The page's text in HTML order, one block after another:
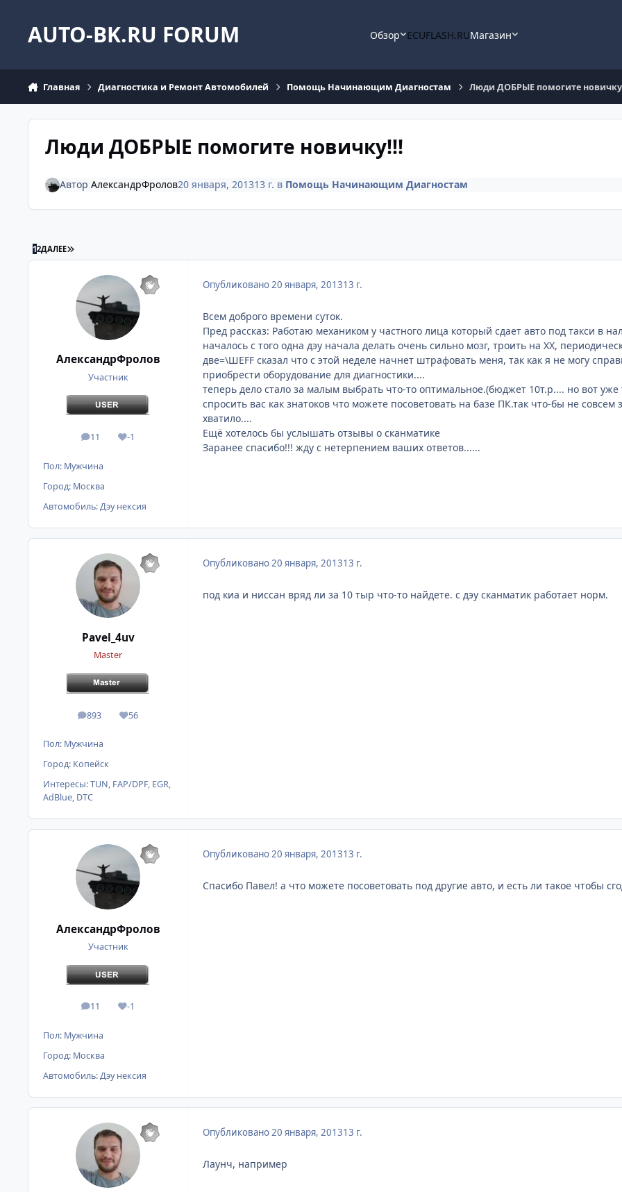
AUTO-BK.RU FORUM Обзор ECUFLASH.RUМагазин
Главная Диагностика и Ремонт Автомобилей Помощь Начинающим Диагностам Люди ДОБРЫЕ помогите
Люди ДОБРЫЕ помогите новичку!!!
Автор АлександрФролов20 января, 201313 г. в Помощь Начинающим Диагностам
12ДАЛЕЕ ПОСЛЕДНЯЯ СТРАНИЦА
АлександрФролов
Участник
11
сообщения
-1
Репутация
Пол: Мужчина
Город: Москва
Автомобиль:Дэу нексия
Опубликовано20 января, 201313 г.
Всем доброго времени суток.
Пред рассказ: Работаю механиком у частного лица который сдает авто под такси в
началось с того одна дэу начала делать очень сильно мозг, троить на ХХ,
две=\ШЕFF сказал что с этой неделе начнет штрафовать меня, так как я не могу
приобрести оборудование для диагностики....
теперь дело стало за малым выбрать что-то оптимальное.(бюджет 10т.р.... но вот
спросить вас как знатоков что можете посоветовать на базе ПК.так что-бы не
хватило....
Ещё хотелось бы услышать отзывы о сканматике
Заранее спасибо!!! жду с нетерпением ваших ответов......
Pavel_4uv
Master
893
сообщения
56
Репутация
Пол: Мужчина
Город: Копейск
Интересы:TUN, FAP/DPF, EGR,
AdBlue, DTC
Опубликовано20 января, 201313 г.
под киа и ниссан вряд ли за 10 тыр что-то найдете. с дэу сканматик работает норм.
АлександрФролов
Участник
11
сообщения
-1
Репутация
Пол: Мужчина
Город: Москва
Автомобиль:Дэу нексия
Опубликовано20 января, 201313 г.
Спасибо Павел! а что можете посоветовать под другие авто, и есть ли такое чтобы
Опубликовано20 января, 201313 г.
Лаунч, например